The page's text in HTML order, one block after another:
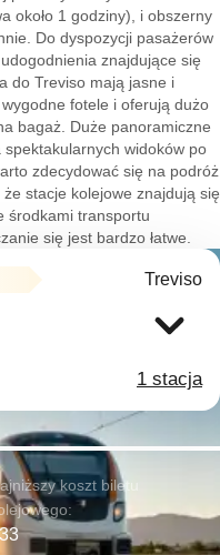
około 1 godziny), i obszerny
Do dyspozycji pasażerów
znajdujące się
do Treviso mają jasne i
fotele i oferują dużo
bagaż. Duże panoramiczne
widoków po
zdecydować się na podróż
stacje kolejowe znajdują się
środkami transportu
się jest bardzo łatwe.
Treviso
1 stacja
koszt biletu